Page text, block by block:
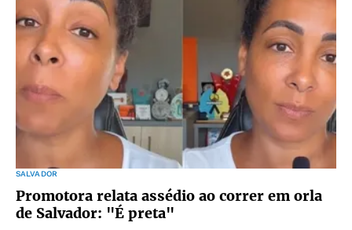
SALVADOR
Promotora relata assédio ao correr em orla
de Salvador: "É preta"